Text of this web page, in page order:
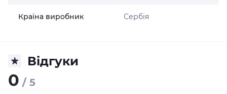
Країна виробник Сербія
Відгуки
0 / 5